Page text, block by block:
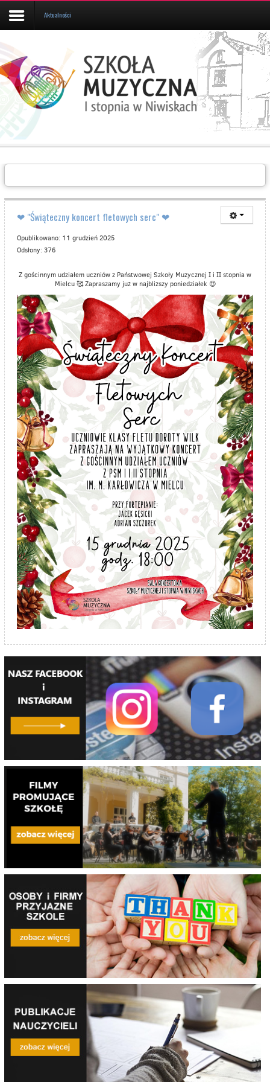
Aktualności
Kalendarz
UCZEŃ/RODZIC
Galeria
SZKOLE
Kontakt
Aktualności
❤ "Świąteczny koncert fletowych serc" ❤
Opublikowano: 11 grudzień 2025
Odsłony: 376
Z gościnnym udziałem uczniów z Państwowej Szkoły Muzycznej I i II stopnia w
Mielcu 🥰 Zapraszamy już w najbliższy poniedziałek 😍